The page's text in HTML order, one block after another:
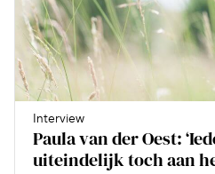
Interview
Paula van der Oest:
uiteindelijk toch aan